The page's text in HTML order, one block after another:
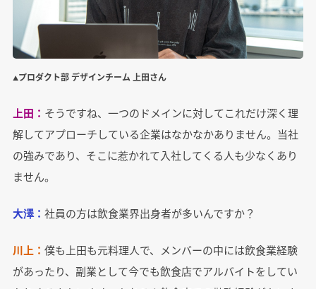
▲プロダクト部 デザインチーム 上田さん
上田： そうですね、一つのドメインに対してこれだけ深く理
解してアプローチしている企業はなかなかありません。当社
の強みであり、そこに惹かれて入社してくる人も少なくあり
ません。
大澤： 社員の方は飲食業界出身者が多いんですか？
川上： 僕も上田も元料理人で、メンバーの中には飲食業経験
があったり、副業として今でも飲食店でアルバイトをしてい